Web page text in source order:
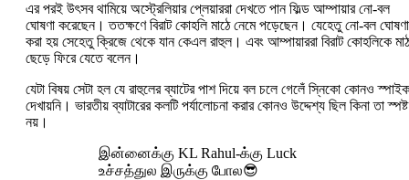
এর পরই উৎসব থামিয়ে অস্ট্রেলিয়ার প্লেয়াররা দেখতে পান ফিল্ড আম্পায়ার নো-বল
ঘোষণা করেছেন। ততক্ষণে বিরাট কোহলি মাঠে নেমে পড়েছেন। যেহেতু নো-বল ঘোষণা
করা হয় সেহেতু ক্রিজে থেকে যান কেএল রাহুল। এবং আম্পায়াররা বিরাট কোহলিকে মাঠ
ছেড়ে ফিরে যেতে বলেন।
যেটা বিষয় সেটা হল যে রাহুলের ব্যাটের পাশ দিয়ে বল চলে গেলেঁ স্নিকো কোনও স্পাইক
দেখায়নি। ভারতীয় ব্যাটারের কলটি পর্যালোচনা করার কোনও উদ্দেশ্য ছিল কিনা তা স্পষ্ট
নয়।
இன்னைக்கு KL Rahul-க்கு Luck
உச்சத்துல இருக்கு போல😎